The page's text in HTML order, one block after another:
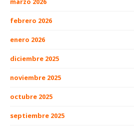
febrero 2026
enero 2026
diciembre 2025
noviembre 2025
octubre 2025
septiembre 2025